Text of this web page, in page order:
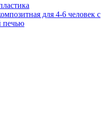
для 4-6 человек с
печью